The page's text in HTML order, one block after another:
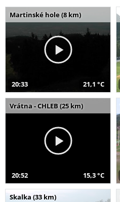
Martinské hole (8 km)
20:33 21,1 °C
Vrátna - CHLEB (25 km)
20:52 15,3 °C
Skalka (33 km)